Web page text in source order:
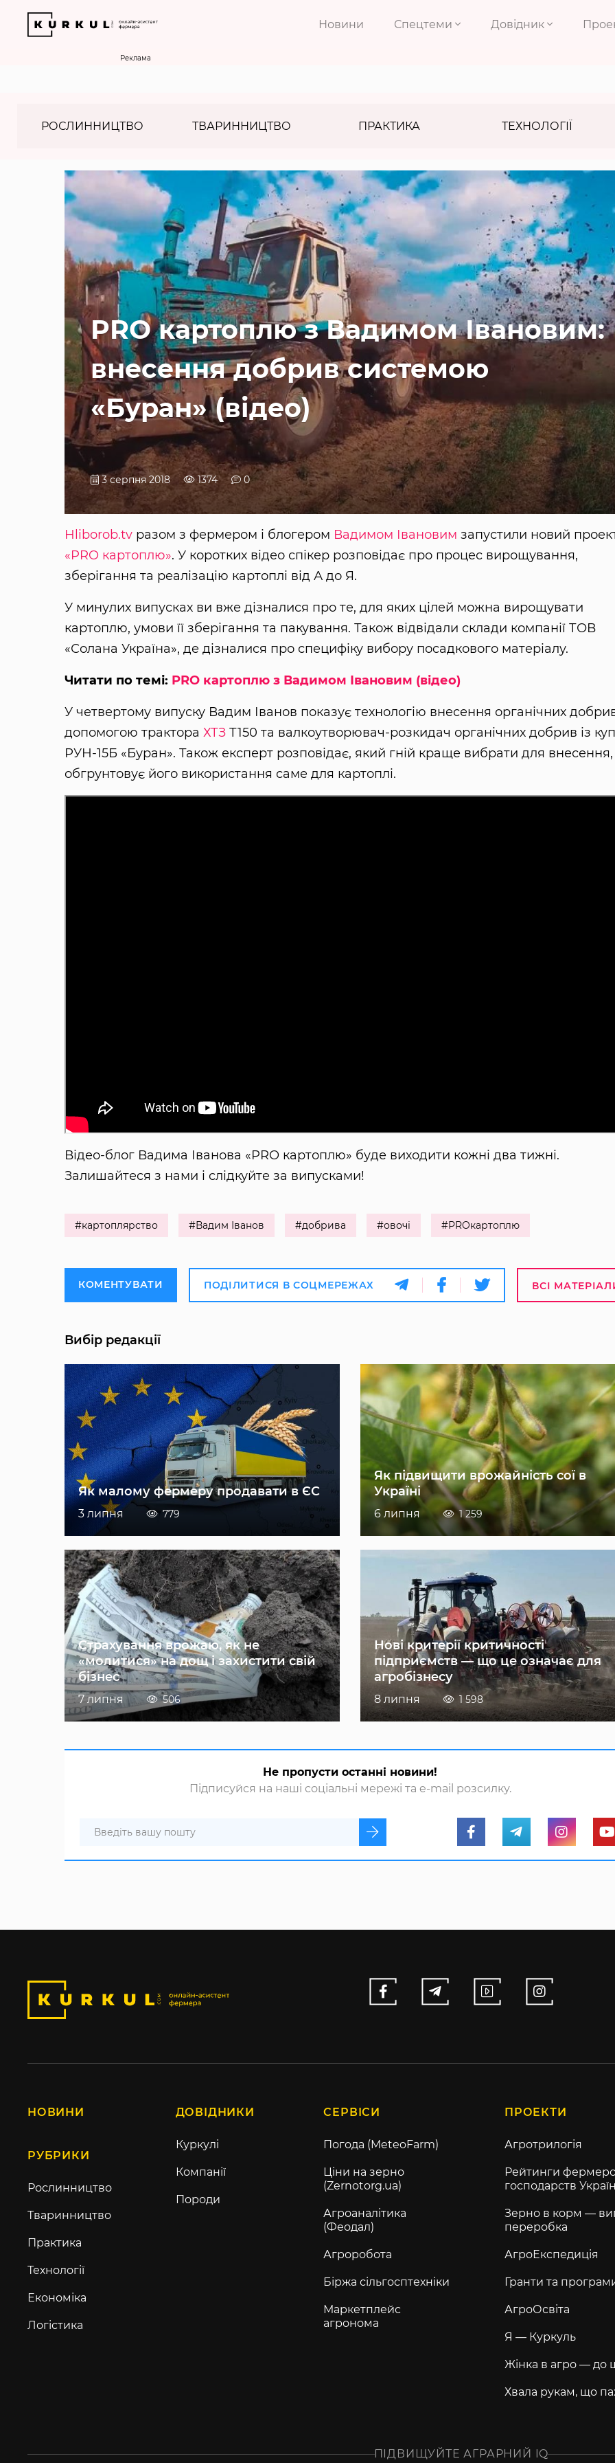
Новини Спецтеми Довідник
Реклама
РОСЛИННИЦТВО ТВАРИННИЦТВО ПРАКТИКА ТЕХНОЛОГІЇ
PRO картоплю з Вадимом Івановим:
внесення добрив системою
«Буран» (відео)
3 серпня 2018 1374 0
Hliborob.tvразом з фермером і блогером Вадимом Івановим запустили новий
«PRO картоплю». У коротких відео спікер розповідає про процес вирощування,
зберігання та реалізацію картоплі від А до Я.
У минулих випусках ви вже дізналися про те, для яких цілей можна вирощувати
картоплю, умови її зберігання та пакування. Також відвідали склади компанії ТОВ
«Солана Україна», де дізналися про специфіку вибору посадкового матеріалу.
Читати по темі: PRO картоплю з Вадимом Івановим (відео)
У четвертому випуску Вадим Іванов показує технологію внесення органічних
допомогою трактора ХТЗТ150 та валкоутворювач-розкидач органічних добрив із куп
РУН-15Б «Буран». Також експерт розповідає, який гній краще вибрати для внесення,
обгрунтовує його використання саме для картоплі.
Відео-блог Вадима Іванова «PRO картоплю» буде виходити кожні два тижні.
Залишайтеся з нами і слідкуйте за випусками!
#картоплярство #Вадим Іванов #добрива #овочі #PROкартоплю
КОМЕНТУВАТИ ПОДІЛИТИСЯ В СОЦМЕРЕЖАХ ВСІ
Вибір редакції
Як малому фермеру продавати в ЄС
3 липня 779
Як підвищити врожайність сої в
Україні
6 липня 1 259
Страхування врожаю, як не
«молитися» на дощ і захистити свій
бізнес
7 липня 506
Нові критерії критичності
підприємств — що це означає для
агробізнесу
8 липня 1 598
Не пропусти останні новини!
Підписуйся на наші соціальні мережі та e-mail розсилку.
НОВИНИ
РУБРИКИ
Рослинництво
Тваринництво
Практика
Технології
Економіка
Логістика
ДОВІДНИКИ
Куркулі
Компанії
Породи
СЕРВІСИ
Погода (MeteoFarm)
Ціни на зерно
(Zernotorg.ua)
Агроаналітика
(Феодал)
Агроробота
Біржа сільгосптехніки
Маркетплейс
агронома
ПРОЕКТИ
Агротрилогія
Рейтинги
господарств
Зерно в корм —
переробка
АгроЕкспедиція
Гранти та
АгроОсвіта
Я — Куркуль
Жінка в агро — до
Хвала рукам, що
ПІДВИЩУЙТЕ АГРАРНИЙ IQ